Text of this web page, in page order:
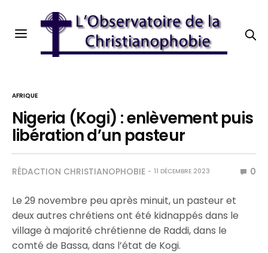
AFRIQUE
Nigeria (Kogi) : enlèvement puis
libération d’un pasteur
RÉDACTION CHRISTIANOPHOBIE 11 DÉCEMBRE 2023 0
Le 29 novembre peu après minuit, un pasteur et
deux autres chrétiens ont été kidnappés dans le
village à majorité chrétienne de Raddi, dans le
comté de Bassa, dans l’état de Kogi.